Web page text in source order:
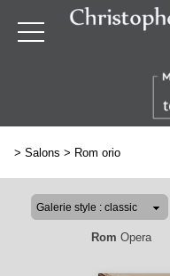
> Salons > Rom orio
Rom Opera